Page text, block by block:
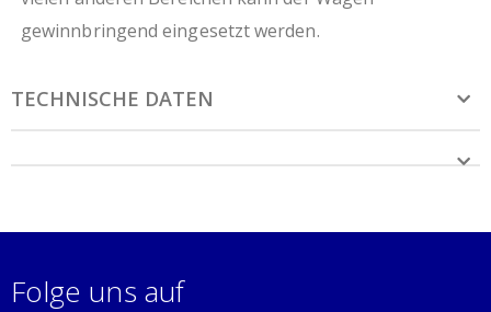
gewinnbringend eingesetzt werden.
TECHNISCHE DATEN
Folge uns auf